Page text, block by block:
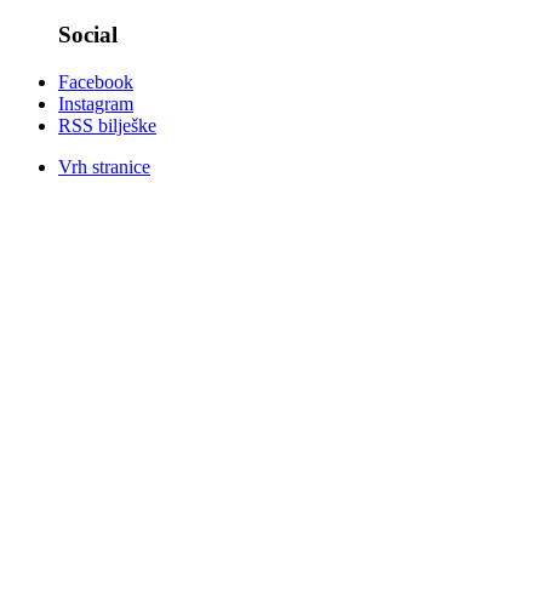
Social
Facebook
Instagram
RSS bilješke
Vrh stranice